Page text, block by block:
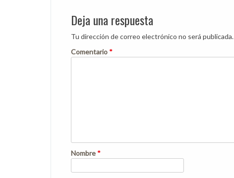
Deja una respuesta
Tu dirección de correo electrónico no será publicada.
Comentario *
Nombre *